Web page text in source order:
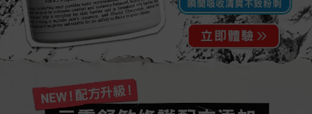
瞬間吸收清爽不致粉刺​
NEW！配方升級！